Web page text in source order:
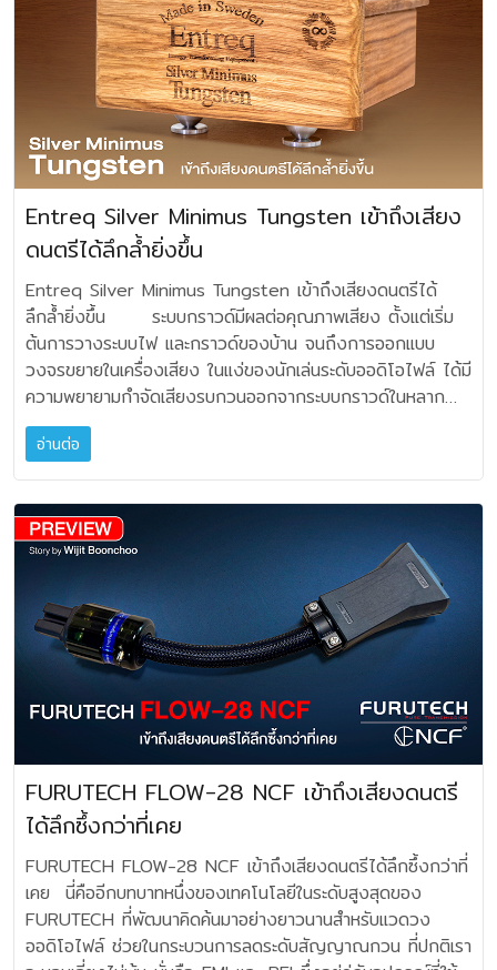
เป็นสายสัญญาณที่สามารถใช้ได้โดยปราศจากข้อจำกัด ไม่ว่าจะ
ใช้กับเครื่องเสียงในยุคใหม่หรือย้อนกลับไปใช้กับยุควินเทจก็ได้ทั้ง
คู่ครับ เนื่องจากเป็นสายที่ไม่มีการปรุงแต่งใดๆ ในบุคลิกเสียงเพิ่ม
เติม แต่จะเน้นเรื่องความสะอาดของสัญญาณเป็นหลัก ด้วย
คุณสมบัติที่ยอดเยี่ยมคือ เน้นเรื่องความเป็นธรรมชาติเสียง
มากกว่าสิ่งอื่น ดังนั้นการปรับเปลี่ยนจากสายเดิมๆ มาใช้สาย
Tellurium Q จะไม่เกิดอาการ “ของขึ้นโผงผาง ทันทีทันใด” แต่
การเปลี่ยนแปลงจะค่อยเป็นไปอย่างละเมียดละไมราบรื่น และเมื่อ
พ้นการฟังเพลงไปสักหนึ่งถึงสองเพลง คุณจะรับรู้ได้เลยว่า
ความเปลี่ยนแปลงที่เกิดขึ้นนั้นไม่ธรรมดา อะไรที่เราได้จากสาย
Tellurium Q Silver lll สิ่งที่ผมสามารถเรียนรู้ได้แทบจะทันทีหลัง
จากฟังอัลบั้มคุ้นหูนั่นก็คือ Tellurium Q Silver lll ยังคงจุดเด่น
เรื่องรายละเอียดที่ระยิบระยับ ดีงามตามสไตล์ "Silver" แต่เพิ่ม
เติมความสมจริงและมิติด้านลึกให้โดดเด่นยิ่งขึ้นกว่ารุ่นเดิมอย่าง
แน่นนอน และมีอยู่สองเรื่องด้วยกัน ซึ่งทำให้สายสายนำสัญญาณ
(XLR) และสายลำโพง Silver lll มีความผิดแผกแตกต่างจาก
สายทั่วไปก็คือ เราจะได้รับฟังเสียงดนตรี ที่มีการจัดวางจุด
ตำแหน่งของชิ้นดนตรีที่แม่นยำขึ้นอีกมาก และควบคู่มากับ
บรรยากาศ ฉ่ำ อิ่ม ระรื่นหู มีการส่งผ่านฮาร์โมนิกที่สวยงาม
ละเมียดละไม เมื่อได้ฟังแล้วจะรู้สึกได้ถึง การหลุดลอยของเสียง
ร้องเป็นสามมิติ และการจำแนกแจกแจงชิ้นดนตรีที่มีความกว้าง
ของ Sound Stage ที่โออ่าโอฬารยิ่งขึ้นกว่าเดิม ยิ่งไปกว่านั้น
ส่วนตัวผมชอบความเป็นธรรมชาติของเสียง รักษาซึ่งความราบ
รื่นความสะอาดสะอ้าน ถือเป็นหัวใจหลักของสาย Tellurium Q
มาตลอด ถ้าวิเคราะห์หรือแยกแยะเฉพาะในเรื่องของย่านความถี่
ในด้านความถี่เสียงต่ำหรือเบส พัฒนาขึ้นมามากทีเดียว คือให้เบส
ที่อิ่ม ลอยเด่นเป็นชิ้นเป็นอัน และกระชับสมจริง สามารถควบคุม
ช่วงต้นของเบสได้ดีกว่ารุ่น Silver ll รวมถึงย่านความถี่เสียง
แหลม มีหลักสังเกตก็คือ สามารถถ่ายทอดรายละเอียดช่วงปลาย
เสียงที่ซับซ้อนได้อย่างราบรื่น แนบเนียน เปิดกว้างอิสระ แต่ก็ให้
ความผ่อนคลาย สายสัญญาณ Silver III (XLR) ให้เสียง
ใกล้เคียงหรือคล้ายคลึงกับรุ่นพี่อย่าง Ultra Silver มากขึ้น โดย
เฉพาะในเรื่องการสร้างฮาร์โมนิกของดนตรีที่ยอดเยี่ยม ส่วนใน
สายลำโพง Silver III ช่วยเพิ่มความชัดเจน (Clarity) และโฟกัส
(Focus) ให้กับระบบเสียงเครื่องเสียงของเราได้อย่างมีนัยสำคัญ
ถ้าคิดแบบว่า ใช้เงินให้คุ้มค่า นี่คือสายลำโพงที่ดีมาก โดยไม่
เครื่องเสียงเด็ดขาด ยกเว้นคุณจะเอาขาเดิมของเครื่องเสียงออก
ไปแล้ว และใช้ AUVA EQ รองทดแทนตามจุดนั้นๆ โดยทั่วไป
ขนาดทางกายภาพต่อ 1 ลูก มีเส้นผ่านศูนย์กลางขนาด 50
มิลลิเมตร สูง 28 มิลลิเมตร สำหรับ AUVA EQ นั้น สามารถ
ปรับความสูงด้วยการหมุนเกลียวปรับให้สูงได้อีกประมาณ 3
มิลลิเมตร เผื่อความยืดหยุ่นในการรองรับ ผมได้ตัวรอง AUVA
EQ มาทดสอบสองเบอร์ครับ รหัส CSA 1 ที่รองรับน้ำหนัก (ต่อ
ตัว) 0-4 กิโลกรัม มีจำนวน 4 ชิ้น และรุ่นรหัส CSA 2 รองรับ
น้ำหนัก (ต่อตัว) 4-10 กิโลกรัม จำนวน 3 ชิ้น คือถ้าคำนวณ
ตามการใช้งาน ชุด 4 ชิ้น (CSA 1) จะรับน้ำหนักสูงสุดที่ 16
กิโลกรัม และชุด 3 ชิ้น (CSA 2) รับน้ำหนักได้ 30 กิโลกรัม
Preview ต้องยอมรับว่าเป็นการจัดวางที่ผิดแผกไปจากรูป
แบบของตัวรองแบบอื่นๆ คือเราจะต้องวางด้านที่เป็นซิลิโคนยาง
รองรับกับพื้น ส่วนบนที่เป็นโลหะมีตราโลโก้ให้วางด้านใต้ของ
เครื่องเสียง หลายคนอาจจะวางผิดพลาด เอายางซิลิโคนขึ้นด้าน
บน เอาโลหะลงด้านล่าง? สิ่งที่ตามมาจะทำให้คุมไวเบรชั่นไม่ได้
ระบบการสลายการสั่นไม่เข้าสู่ AUVA Chamber แดมปิ้งทำงาน
ผิดทิศ เกิดเสียงทึบ เบสบวม อิมเมจหลวมๆ ไม่แม่นยำ พูดง่ายๆ
คือเมื่อเห็นโลโก้และด้านที่เป็นโลหะ ให้ใช้เป็นด้านบนวางรองรับตัว
เครื่องเสียงโดยตรง และส่วนที่เป็นยางซิลิโคนจะเป็นส่วนด้านล่าง
ใช้วางรองรับบนชั้นวางหรือออดิโอแรค (Audio Rack) หาก
เครื่องเสียงของคุณถอดขาเดิมออกได้ ก็ให้ถอดออก และวาง
อุปกรณ์ StackAudio AUVA EQ ลงไปแทนที่ แต่ถ้าไม่
สามารถถอดออกได้ ก็ให้วางชิดขาเดิมของเครื่องแทน โดยเว้น
ระยะออกมา 0.5-1 เซนติเมตร จุดตำแหน่งที่วางกับผืนด้านใต้
ของตัวเครื่องเสียง ไม่ว่าจะเป็นสามจุดหรือสี่จุด ให้คำนึงถึง
ความบาลานซ์น้ำหนักของตัวเครื่องเป็นสำคัญ โดยวางเครื่องลง
ช้าๆ บน StackAudio AUVA EQ ให้ส่วนซิลิโคนยุบตัวลงเล็ก
น้อย แล้วตรวจว่าแต่ละลูกรับน้ำหนักใกล้เคียงกันไหม? ถ้าลูกใด
“ไม่ยุบเลย” แปลว่าอัตราการโหลดยังไม่สมดุล ต้องปรับเปลี่ยน
จุดรองรับนั้น หลักปฏิบัติคือ ให้ทดลองยกเครื่องทีละมุมเบาๆ ใช้
นิ้วดันใต้เครื่องเล็กน้อยคุณจะรู้สึกว่า มุมหนึ่งหนักกว่า มุมหนึ่ง
เบากว่า จงยึดตรงจุดที่น้ำหนักทิ้งตัวลงมากที่สุด เป็นจุดหลัก
ส่วนจุดที่เหลือเป็น จุดรองเฉลี่ยกันไป ซึ่งถ้าเราสังเกตก็จะพบว่า
ด้านที่มีน้ำหนักมักจะเป็นจุดตำแหน่งของทรานส์ฟอร์เมอร์ หรือ
TAOC SCB-RS-HC50G เป็นแผ่นเพลทสลายแรงสั่นชิ้นเดี่ยว
เป็นรุ่นหนึ่งในซีรีส์ SCB-RS-HC ซึ่งถือเป็นรุ่น Master Class
หรือ Flagship ในกลุ่ม Audio Board จาก TAOC มี
โครงสร้างวัสดุแตกต่างกันถึง 7 ชั้น ที่พัฒนาต่อยอดจากรุ่น
SCB ปกติ เพื่อให้การดูดซับแรงสั่นสะเทือนอันยอดเยี่ยม
มีการใช้โครงสร้าง Honeycomb Core (แบบรังผึ้ง) ร่วมกับ
ไม้และวัสดุอื่นๆ เพื่อเพิ่มความแข็งแรงและการลดการสั่นสะเทือน
อย่างมีประสิทธิภาพ เหมาะสำหรับวางใต้อุปกรณ์เครื่องเสียง
ขนาดใหญ่ ที่ต้องการความคงตัวสูงและลดผลกระทบจากแรงสั่น
สะเทือน พื้นผิวภายนอกสุด สีเทาเข้มเมทัลลิค (Dark Gray
Metallic) มีขนาด 500 × 450 × 52 มม. น้ำหนักประมาณ
10 กิโลกรัมต่อแผ่น TAOC SCB-RS-HC50G เป็น
Audio Board ประสิทธิภาพสูงระดับ Flagship ของ TAOC ที่
ช่วยลดแรงสั่นสะเทือนและปรับปรุงคุณภาพเสียง เหมาะกับผู้ที่
ต้องการเพิ่มความคงที่และความชัดเจนของเสียงในระบบเครื่อง
เป็นออดิโอบอร์ดที่วางรองอุปกรณ์ได้ผลต่อเสียงอย่างน่าทึ่ง
เลยทีเดียว โดยเฉพาะอุปกรณ์ที่เป็นเครื่องเสียงที่มีระบบกลไก
ผลการทดสอบ หลังจากได้รับแผ่นบอร์ด น้ำหนักอึ้ง ตึงมือ
TAOC SCB-RS-HC50G มาใช้ ผมได้พิจารณาโครงสร้าง
ทั่วไปของแผ่นเพลทที่ใช้วัสดุลูกผสม มีโครงสร้างหนาและมีมวล มี
สีสันเคร่งขรึมแนวสีเทาเมทัลลิค สิ่งที่เราไม่อาจมองเห็นจาก
ภายนอกก็คือ ภายในมีการบรรจุผงเหล็กช่วยกระจายและดูดซับ
พลังงานสั่นได้มีประสิทธิภาพมาด้วย เป็นเพลทชนิด
เดียวที่ใช้วิธีดึงเอาแรงสั่นสะเทือนน้อยๆที่เกิดจากตัวเครื่องเสียง
มากระจายเป็นความร้อนแล้วสลายไวเบรชั่นออกไปอย่างได้ผล
TAOC SCB-RS-HC50G มีโครงสร้างซับซ้อนภายในถึง
7 ชั้น พร้อมชั้นเพลทรังผึ้ง (Honeycomb Core) ที่บรรจุผง
เหล็กหล่ออยู่ตรงกลาง ซึ่งช่วยให้วัสดุเหล่านี้ช่วยดูดซับแรงสั่นได้
ดียิ่งกว่าโฟม หรือไม้ธรรมดา โดยแรงสั่นจะถูกแปลงเป็น
พลังงานความร้อนเล็กน้อยภายในเนื้อวัสดุ แล้วสลายทิ้งไป แทนที่
และนิ่งขึ้นกว่าการวางตรงบนพื้นหรือชั้นวางธรรมดา แผ่น
TAOC SCB-RS-HC50G จำเป็นต้องใช้สไปก์และตัวรองด้วย
ซึ่งจะเป็นออพชั่นเสริม ท่านใดที่มีอุปกรณ์เดือยแหลมและตัวรอง
มาตรฐานสามารถนำมาใช้ร่วมได้ แต่ผมแนะนำว่าให้ใช้ของ TAOC
ต่อใช้งานด้วยกันครับ คิดว่าน่าจะเหมาะสมลงตัว ซึ่งเมื่อใช้
งานแล้วไม่ผิดหวังจริงๆ ครับ ตัวเครื่องเป็นบอดี้โลหะ
(aluminum) แข็งแรง, ลดการรบกวนจากการสั่นและสัญญาณ
Noise ได้ดี Rega FONO MINI A2D MK2 มีขนาดเล็กๆ
บางๆ น่ารักดีครับ วางซ่อนมุมไหนก็ดูกลมกลืนกับสถานที่ภายใน
ห้องหรือชั้นวางเครื่อง มีช่องต่อสำหรับรับอินพุต RCA สำหรับ
ขยายหัวเข็ม MM พร้อมส่งสัญญาณทางช่องสัญญาณขาออก
ไปยังภาค LINE ของแอมป์ คือนำมาต่อคั่นกลางระหว่าง
เครื่องเล่นแผ่นเสียงและแอมปลิไฟล์ทั่วไปนั่นเอง ที่น่าสนใจ
ไปกว่านั้น คือมีช่องเชื่อมต่อ USB สำหรับแปลงเพลงจากแผ่น
เสียงเป็นดิจิตอลไฟล์ เก็บไว้ฟังได้ด้วยสิครับ‼️ (สามารถ
ดาวน์โหลดซอฟต์แวร์ Digital Audio Editor มาใช้งานได้)
นี่คือ Phono Pre-amplifier สำหรับเครื่องเล่นแผ่นเสียง ที่
ใช้หัวเข็มแบบ MM (Moving Magnet) เหมาะสำหรับคนที่รักแผ่น
ไวนิล และต้องการคุณภาพเสียงที่ดีขึ้นเมื่อเชื่อมต่อกับช่อง Line
ของแอมป์ครับ PREVIEW • ผลการใช้งานทั่วไป ก็ขอ
สรุปเลยนะครับ ว่าพอใจมากๆ แม้อาจจะไม่ใช่รุ่นแพง รุ่นโปร แต่
ความคุ้มค่านี่ ต้องบอกว่าน่าประทับใจ ให้คุณภาพเสียงที่เรียบ
สะอาด แฟลต ดีจริงๆ เพราะผมเป็นนักฟังที่ต้องการความพอดี
ของเสียง จึงไม่ชอบความปรุงแต่งเกินธรรมชาติ ดังนั้นเหมือน
ได้ค้นพบกับคุณภาพเสียงที่ให้ความสุขตรงต้องกับใจอย่างเป็น
ที่สุด อะไรที่ผมประทับใจ? ก็คือน้ำเสียงในแง่
อนาล็อกซาวนด์ โดยเฉพาะเสียงของไวโอลินและเปียโนที่ถูกส่ง
ผ่านมาอย่างสมจริงไม่เกินเลย ชอบมากๆ ครับ นี่อาจจะเป็นเสียง
ของชิ้นดนตรี ซึ่งผมใช้ตัดสินคุณภาพของเครื่องโดยทั่วไปว่า
เขาจะมอบความเป็นธรรมชาติของเสียงและอยู่กับเราได้ยาวนาน
หรือไม่และ Rega FONO MINI A2D MK2 ให้คำตอบแล้วครับ
ว่า คู่ควรอย่างยิ่ง แม้จะเป็นปรีโฟโนราคาเริ่มต้นที่ราคา
สบายกระเป๋า แต่จุดเด่นคือเรื่องของเวทีเสียง จังหวะ อารมณ์
ดนตรี ทำได้ดีเกินราคา ต้องชื่นชมการออกแบบของ Roy
Gandy ครับ นี่ก็ได้ทำการพัฒนามาเป็นเวอร์ชั่นที่สองแล้ว เสียง
ดีขึ้น ในราคาที่คงเดิมๆ แถมราคาขนาดนี้ ยังผลิตในอังกฤษอีก
ต่างหาก ฟังแผ่นเสียงไวนีลรุ่นเก่า แผ่นรุ่นใหม่ มีความพอดี
และน่าประทับใจตรงเสียงกลางใส แบบ Natural เก็บทุกราย
ละเอียดได้ดีโดยไม่มี Coloration หรือการระบายสีสันเพิ่มเติม
หรือเสียงที่ขยายปนเปอยู่กับ Noise จนแยกไม่ออก เครื่องเล็กๆ
Entreq Silver Minimus Tungsten เข้าถึงเสียง
ดนตรีได้ลึกล้ำยิ่งขึ้น
Entreq Silver Minimus Tungsten เข้าถึงเสียงดนตรีได้
ลึกล้ำยิ่งขึ้น ระบบกราวด์มีผลต่อคุณภาพเสียง ตั้งแต่เริ่ม
ต้นการวางระบบไฟ และกราวด์ของบ้าน จนถึงการออกแบบ
วงจรขยายในเครื่องเสียง ในแง่ของนักเล่นระดับออดิโอไฟล์ ได้มี
ความพยายามกำจัดเสียงรบกวนออกจากระบบกราวด์ในหลาก
หลายวิธี อาทิเครื่องกรอง หรือระบบชีลด์ต่างๆ สำหรับ
Entreq แบรนด์ชั้นนำจากสวีเดน ได้เสนอวิถีทางที่เรียบง่าย แบบ
“คืนกลับสู่ธรรมชาติ” คือดึงเอาเสียงรบกวนในระบบกราวด์ของ
เครื่องเสียงมาสลายในกล่องดัก Noise ของตน ซึ่งได้รับความ
นิยมในกลุ่มนักเล่นระดับไฮเอ็นด์ ที่เข้าใจถึงความสำคัญ ของ
สัญญาณรบกวนว่า มีผลต่อคุณภาพเสียงเป็นเป็นอย่างยิ่ง
Entreq หรือ Environmental Technology เป็นบริษัทจาก
ประเทศสวีเดน ที่ก่อตั้งขึ้นในช่วงต้นทศวรรษ 2000 โดยมีจุด
มุ่งหมายในการพัฒนาอุปกรณ์เสริมสำหรับระบบเครื่องเสียงไฮเอ็น
ด์ โดยเน้นในเรื่องการจัดการกับกราวด์ (grounding) และลด
ดนตรี เพื่อยกระดับคุณภาพเสียงให้บริสุทธิ์และเป็นธรรมชาติมาก
ที่สุด ผู้ก่อตั้งคือ คุณ Per-Olof Friberg ชาวสวีเดน เคย
ใช้ชีวิตอยู่ในอาชีพเกษตรกรรมมาแต่เล็กแต่น้อย และเขาก็หันมา
พัฒนาหลักการวิศวกรรมลดสัญญาณรบกวนทางกราวด์และแม่
เหล็กไฟฟ้า ด้วยวัสดุธรรมชาติ อันมีไม้ และแร่ธาตุเฉพาะ ที่ไม่มี
วงจรอิเล็กทรอนิกส์หรือพลังงานไฟฟ้า สินค้าที่ผลิตแบบแฮนด์
เมด จะมี Ground Box กล่องกราวด์ Cables สายสัญญาณ
สายลำโพง สายกราวด์และ Cleanus หรืออุปกรณ์จัดการ
พลังงานไฟฟ้าของ Entreq ในหลักใหญ่แล้ว Entreq
ออกแบบเน้น “Passive Grounding” หรือการต่อระบบกราวด์
อ่านต่อ
FURUTECH FLOW-28 NCF เข้าถึงเสียงดนตรี
ได้ลึกซึ้งกว่าที่เคย
FURUTECH FLOW-28 NCF เข้าถึงเสียงดนตรีได้ลึกซึ้งกว่าที่
เคย นี่คืออีกบทบาทหนึ่งของเทคโนโลยีในระดับสูงสุดของ
FURUTECH ที่พัฒนาคิดค้นมาอย่างยาวนานสำหรับแวดวง
ออดิโอไฟล์ ช่วยในกระบวนการลดระดับสัญญาณกวน ที่ปกติเรา